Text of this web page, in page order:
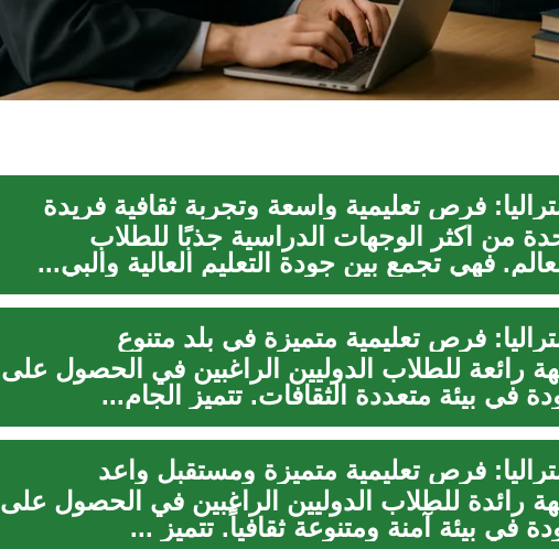
فرص تعليمية واسعة وتجربة ثقافية فريدة
من أكثر الوجهات الدراسية جذبًا للطلاب
فهي تجمع بين جودة التعليم العالية والبي...
فرص تعليمية متميزة في بلد متنوع
رائعة للطلاب الدوليين الراغبين في الحصول على
في بيئة متعددة الثقافات. تتميز الجام...
فرص تعليمية متميزة ومستقبل واعد
رائدة للطلاب الدوليين الراغبين في الحصول على
في بيئة آمنة ومتنوعة ثقافياً. تتميز ...